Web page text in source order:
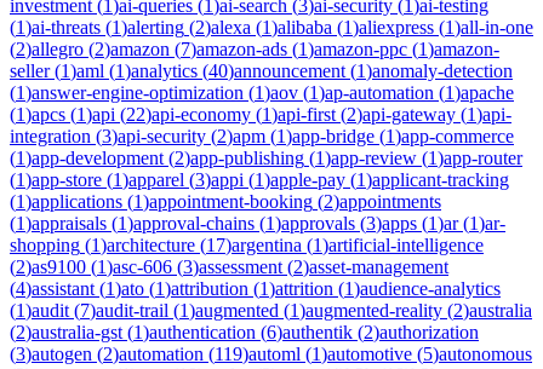
investment (1)ai-queries (1)ai-search (3)ai-security (1)ai-testing
(1)ai-threats (1)alerting (2)alexa (1)alibaba (1)aliexpress (1)all-in-one
(2)allegro (2)amazon (7)amazon-ads (1)amazon-ppc (1)amazon-
seller(1)aml (1)analytics (40)announcement (1)anomaly-detection
(1)answer-engine-optimization (1)aov (1)ap-automation (1)apache
(1)apcs (1)api (22)api-economy (1)api-first (2)api-gateway (1)api-
integration (3)api-security (2)apm (1)app-bridge (1)app-commerce
(1)app-development (2)app-publishing (1)app-review (1)app-router
(1)app-store (1)apparel (3)appi (1)apple-pay (1)applicant-tracking
(1)applications (1)appointment-booking (2)appointments
(1)appraisals (1)approval-chains (1)approvals (3)apps (1)ar(1)ar-
shopping (1)architecture (17)argentina (1)artificial-intelligence
(2)as9100 (1)asc-606 (3)assessment (2)asset-management
(4)assistant (1)ato (1)attribution (1)attrition (1)audience-analytics
(1)audit (7)audit-trail (1)augmented (1)augmented-reality (2)australia
(2)australia-gst (1)authentication (6)authentik (2)authorization
(3)autogen (2)automation (119)automl (1)automotive (5)autonomous